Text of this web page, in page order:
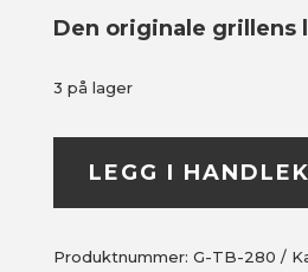
Den originale grillens
3 på lager
LEGG I
Produktnummer: G-TB-280